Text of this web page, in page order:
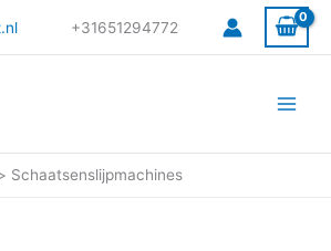
+31651294772
Schaatsenslijpmachines
Gesorteerd
op
prijs: